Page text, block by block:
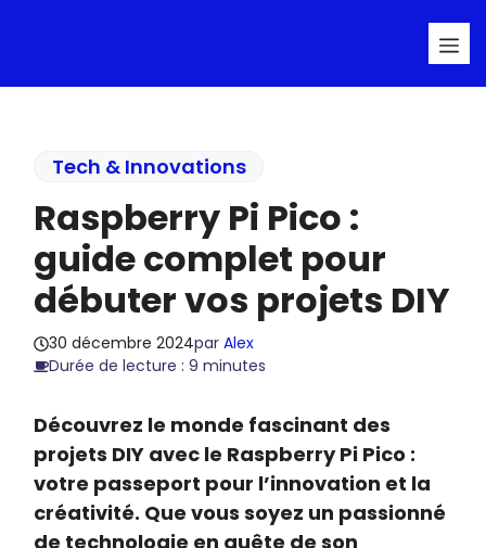
Tech & Innovations
Raspberry Pi Pico :
guide complet pour
débuter vos projets DIY
30 décembre 2024parAlex
Durée de lecture : 9 minutes
Découvrez le monde fascinant des
projets DIY avec le Raspberry Pi Pico :
votre passeport pour l’innovation et la
créativité. Que vous soyez un passionné
de technologie en quête de son